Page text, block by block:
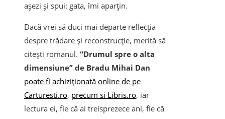
așezi și spui: gata, îmi aparțin.
Dacă vrei să duci mai departe reflecția
despre trădare și reconstrucție, merită să
citești romanul. “Drumul spre o alta
dimensiune” de Bradu Mihai Dan
poate fi achiziționată online de pe
Carturesti.ro, precum si Libris.ro, iar
lectura ei, fie că ai treisprezece ani, fie că